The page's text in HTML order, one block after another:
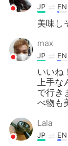
JP EN
美味し
max
JP EN
いいね
上手な
で行き
べ物も
Lala
JP EN